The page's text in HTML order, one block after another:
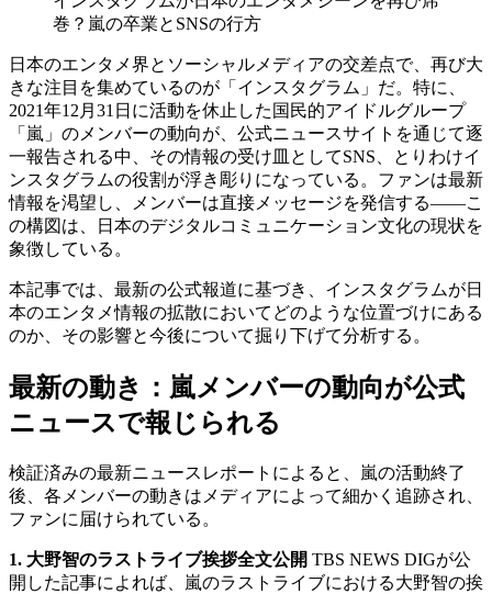
巻？嵐の卒業とSNSの行方
日本のエンタメ界とソーシャルメディアの交差点で、再び大
きな注目を集めているのが「インスタグラム」だ。特に、
2021年12月31日に活動を休止した国民的アイドルグループ
「嵐」のメンバーの動向が、公式ニュースサイトを通じて逐
一報告される中、その情報の受け皿としてSNS、とりわけイ
ンスタグラムの役割が浮き彫りになっている。ファンは最新
情報を渇望し、メンバーは直接メッセージを発信する——こ
の構図は、日本のデジタルコミュニケーション文化の現状を
象徴している。
本記事では、最新の公式報道に基づき、インスタグラムが日
本のエンタメ情報の拡散においてどのような位置づけにある
のか、その影響と今後について掘り下げて分析する。
最新の動き：嵐メンバーの動向が公式
ニュースで報じられる
検証済みの最新ニュースレポートによると、嵐の活動終了
後、各メンバーの動きはメディアによって細かく追跡され、
ファンに届けられている。
1. 大野智のラストライブ挨拶全文公開 TBS NEWS DIGが公
開した記事によれば、嵐のラストライブにおける大野智の挨